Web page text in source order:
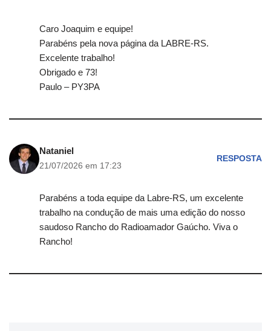
Caro Joaquim e equipe!
Parabéns pela nova página da LABRE-RS.
Excelente trabalho!
Obrigado e 73!
Paulo – PY3PA
Nataniel
21/07/2026 em 17:23
RESPOSTA
Parabéns a toda equipe da Labre-RS, um excelente
trabalho na condução de mais uma edição do nosso
saudoso Rancho do Radioamador Gaúcho. Viva o
Rancho!